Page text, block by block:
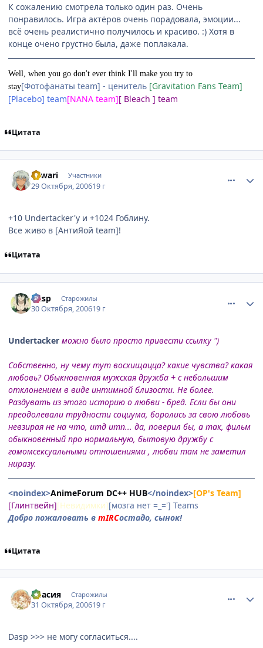
К сожалению смотрела только один раз. Очень
понравилось. Игра актёров очень порадовала, эмоции...
всё очень реалистично получилось и красиво. :) Хотя в
конце очено грустно была, даже поплакала.
Well, when you go don't ever think I'll make you try to
stay[Фотофанаты team] - ценитель [Gravitation Fans Team]
[Placebo] team[NANA team][ Bleach ] team
Цитата
xawari Участники
29 Октября, 200619 г
+10 Undertacker'у и +1024 Гоблину.
Все живо в [АнтиЯой team]!
Цитата
Dasp Старожилы
30 Октября, 200619 г
Undertacker можно было просто привести ссылку ")
Собственно, ну чему тут восхищацца? какие чувства? какая
любовь? Обыкновенная мужская дружба + с небольшим
отклонением в виде интимной близости. Не более.
Раздувать из этого историю о любви - бред. Если бы они
преодолевали трудности социума, боролись за свою любовь
невзирая не на что, итд итп... да, поверил бы, а так, фильм
обыкновенный про нормальную, бытовую дружбу с
гомомсексуальными отношениями , любви там не заметил
ниразу.
<noindex>AnimeForum DC++ HUB</noindex>[OP's Team]
[Глинтвейн][Невидимки][мозга нет =_='] Teams
Добро пожаловать в mIRCостадо, сынок!
Цитата
Эласия Старожилы
31 Октября, 200619 г
Dasp >>> не могу согласиться....